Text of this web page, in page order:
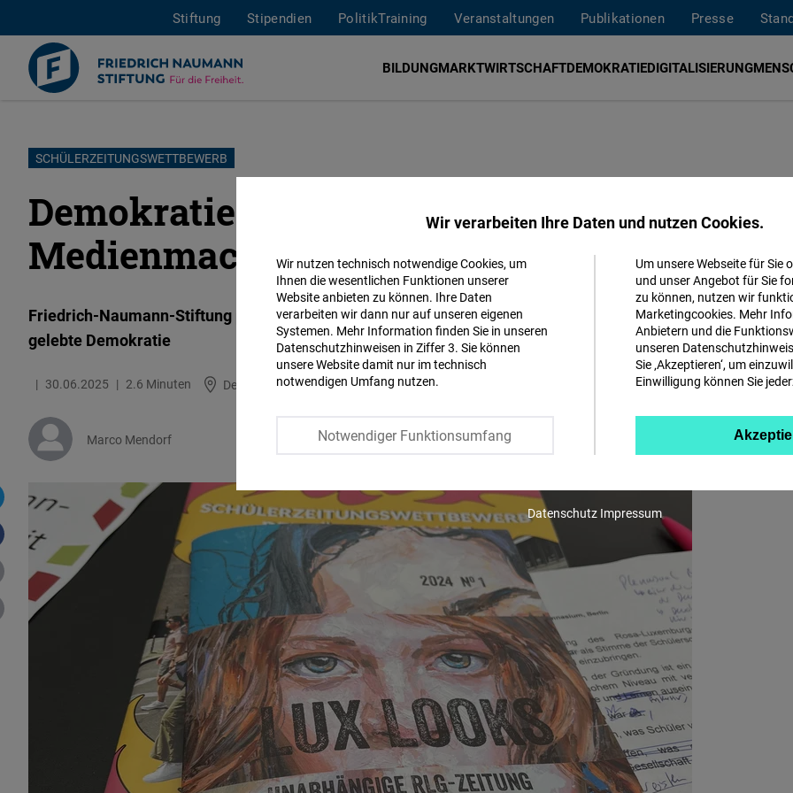
Direkt
Inhalt
Stiftung Stipendien PolitikTraining Veranstaltungen Publikationen Presse
BILDUNGMARKTWIRTSCHAFTDEMOKRATIEDIGITALISIERUNG
SCHÜLERZEITUNGSWETTBEWERB
Demokratie lebt vom Einsatz junger
Medienmacher
Friedrich-Naumann-Stiftung prämiert Schülerzeitung mit Sonderpreis für Partizipation und
gelebte Demokratie
30.06.2025 2.6 Minuten Deutschland
Marco Mendorf
Wir verarbeiten Ihre Daten und nutzen Cookies.
Wir nutzen technisch notwendige Cookies, um
Ihnen die wesentlichen Funktionen unserer
Website anbieten zu können. Ihre Daten
verarbeiten wir dann nur auf unseren eigenen
Systemen. Mehr Information finden Sie in unseren
Datenschutzhinweisen in Ziffer 3. Sie können
unsere Website damit nur im technisch
notwendigen Umfang nutzen.
Notwendiger Funktionsumfang
Um unsere Webseite für Sie
und unser Angebot für Sie
zu können, nutzen wir
Marketingcookies. Mehr
Anbietern und die
unseren
Sie ‚Akzeptieren‘, um
Einwilligung können Sie
Matomo
Facebook
Embed
Embed
Instagram
Embed
Youtube
Embed
Google
Maps
Embed
Cloudinary
Akzeptieren
Datenschutz Impressum